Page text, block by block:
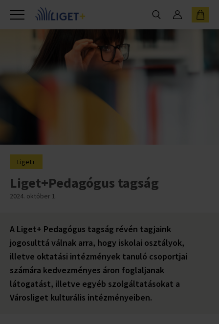
Liget+
Liget+Pedagógus tagság
2024. október 1.
A Liget+ Pedagógus tagság révén tagjaink
jogosulttá válnak arra, hogy iskolai osztályok,
illetve oktatási intézmények tanuló csoportjai
számára kedvezményes áron foglaljanak
látogatást, illetve egyéb szolgáltatásokat a
Városliget kulturális intézményeiben.